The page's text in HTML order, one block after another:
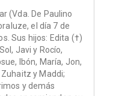
(Vda. De Paulino
el día 7 de
Sus hijos: Edita (†)
Javi y Rocío,
Ibón, María, Jon,
y Maddi;
y demás